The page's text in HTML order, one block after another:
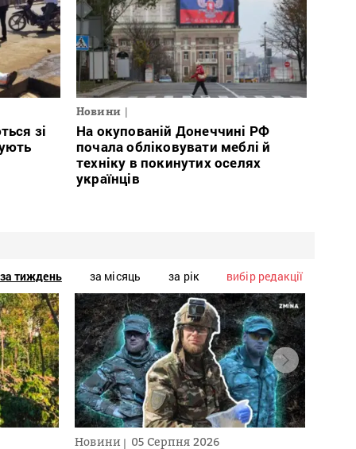
зі
Новини
На окупованій Донеччині РФ
почала обліковувати меблі й
техніку в покинутих оселях
українців
за тиждень за місяць за рік вибір редакції
Новини 05 Серпня 2026